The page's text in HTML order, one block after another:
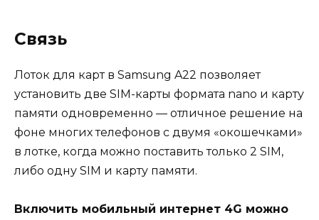
Связь
Лоток для карт в Samsung A22 позволяет
установить две SIM-карты формата nano и карту
памяти одновременно — отличное решение на
фоне многих телефонов с двумя «окошечками»
в лотке, когда можно поставить только 2 SIM,
либо одну SIM и карту памяти.
Включить мобильный интернет 4G можно